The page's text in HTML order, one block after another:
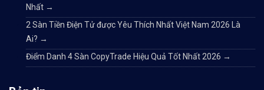
Nhất →
2 Sàn Tiền Điện Tử được Yêu Thích Nhất Việt Nam 2026 Là
Ai? →
Điểm Danh 4 Sàn CopyTrade Hiệu Quả Tốt Nhất 2026 →